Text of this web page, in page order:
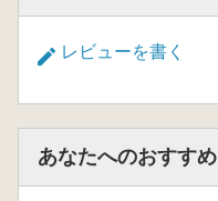
レビューを書く
あなたへのおすすめ